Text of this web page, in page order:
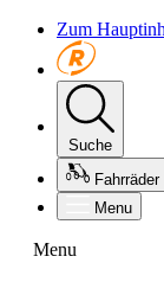
Zum
Suche
Fahrräder
Menu
Menu